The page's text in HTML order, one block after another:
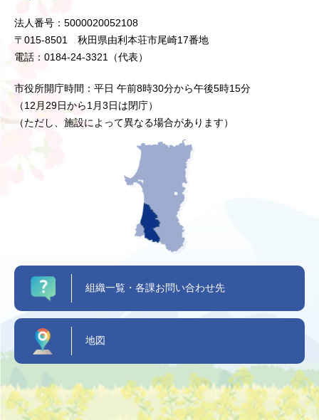
法人番号：5000020052108
〒015-8501 秋田県由利本荘市尾崎17番地
電話：0184-24-3321（代表）
市役所開庁時間：平日 午前8時30分から午後5時15分
（12月29日から1月3日は閉庁）
（ただし、施設によって異なる場合があります）
組織一覧・各課お問い合わせ先
地図